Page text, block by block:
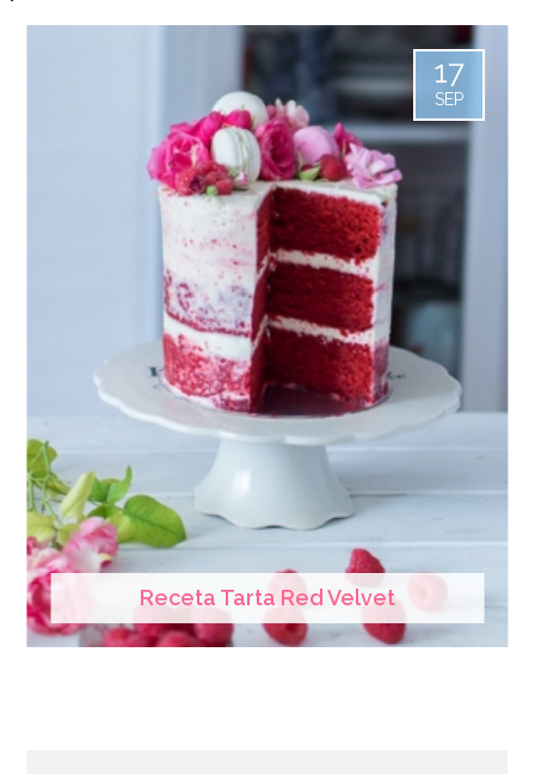
Receta Tarta Red Velvet
17
SEP